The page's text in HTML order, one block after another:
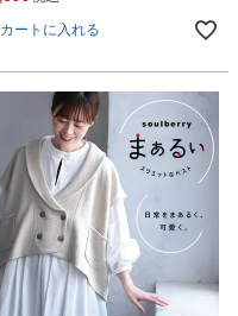
カートに入れる